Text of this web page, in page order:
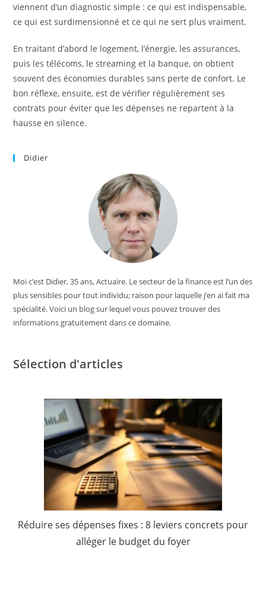
viennent d’un diagnostic simple : ce qui est indispensable,
ce qui est surdimensionné et ce qui ne sert plus vraiment.
En traitant d’abord le logement, l’énergie, les assurances,
puis les télécoms, le streaming et la banque, on obtient
souvent des économies durables sans perte de confort. Le
bon réflexe, ensuite, est de vérifier régulièrement ses
contrats pour éviter que les dépenses ne repartent à la
hausse en silence.
Didier
Moi c’est Didier, 35 ans, Actuaire. Le secteur de la finance est l’un des
plus sensibles pour tout individu; raison pour laquelle j’en ai fait ma
spécialité. Voici un blog sur lequel vous pouvez trouver des
informations gratuitement dans ce domaine.
Sélection d'articles
Réduire ses dépenses fixes : 8 leviers concrets pour
alléger le budget du foyer